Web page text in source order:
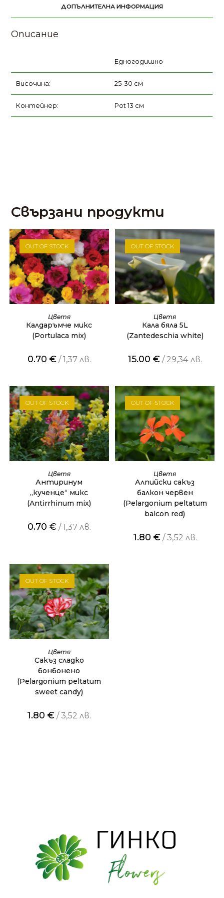
ДОПЪЛНИТЕЛНА ИНФОРМАЦИЯ
Описание
Едногодишно
Височина: 25-30 см
Контейнер: Pot 13 см
Свързани продукти
OUT OF STOCK
ОЩЕ
Цветя
Калдаръмче микс
(Portulaca mix)
0.70 €/ 1,37 лв.
OUT OF STOCK
ОЩЕ
Цветя
Кала бяла 5L
(Zantedeschia white)
15.00€ / 29,34 лв.
OUT OF STOCK
ОЩЕ
Цветя
Антиринум
„кученце“ микс
(Antirrhinum mix)
0.70 €/ 1,37 лв.
OUT OF STOCK
ОЩЕ
Цветя
Алпийски сакъз
балкон червен
(Pelargonium peltatum
balcon red)
1.80 €/ 3,52 лв.
OUT OF STOCK
ОЩЕ
Цветя
Сакъз сладко
бонбонено
(Pelargonium peltatum
sweet candy)
1.80€ / 3,52 лв.